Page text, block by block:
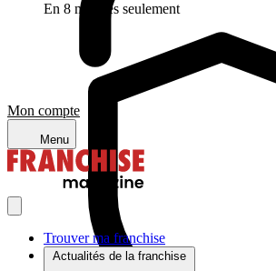
Mon compte
Menu
Trouver ma franchise
Actualités de la franchise
En 8 minutes seulement